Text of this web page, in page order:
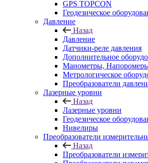
GPS TOPCON
Геодезическое
Давление
Назад
Давление
Датчики-реле давления
Дополнительное
Манометры,
Метрологическое
Преобразователи
Лазерные уровни
Назад
Лазерные уровни
Геодезическое
Нивелиры
Преобразователи
Назад
Преобразователи